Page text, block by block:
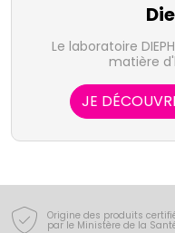
Le laboratoire
matière
JE
Origine des produits
par le Ministère de la